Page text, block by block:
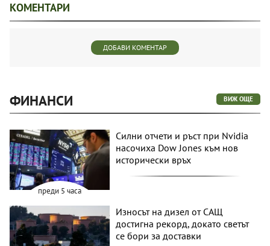
КОМЕНТАРИ
ДОБАВИ КОМЕНТАР
ФИНАНСИ ВИЖ ОЩЕ
преди 5 часа
Силни отчети и ръст при Nvidia
насочиха Dow Jones към нов
исторически връх
Износът на дизел от САЩ
достигна рекорд, докато светът
се бори за доставки